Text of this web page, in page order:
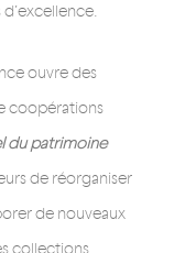
ouvre des
coopérations
du patrimoine
de réorganiser
de nouveaux
collections